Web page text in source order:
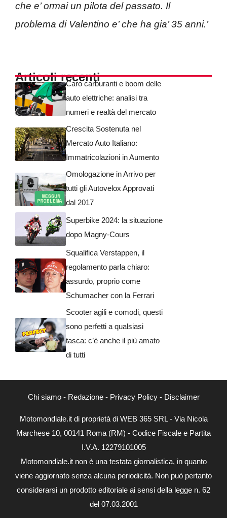
che e’ ormai un pilota del passato. Il
problema di Valentino e’ che ha gia’ 35 anni.’
Articoli recentiCaro carburanti e boom delle
auto elettriche: analisi tra
numeri e realtà del mercato
Crescita Sostenuta nel
Mercato Auto Italiano:
Immatricolazioni in Aumento
Omologazione in Arrivo per
tutti gli Autovelox Approvati
dal 2017
Superbike 2024: la situazione
dopo Magny-Cours
Squalifica Verstappen, il
regolamento parla chiaro:
assurdo, proprio come
Schumacher con la Ferrari
Scooter agili e comodi, questi
sono perfetti a qualsiasi
tasca: c’è anche il più amato
di tutti
Chi siamo- Redazione- Privacy Policy- Disclaimer
Motomondiale.it di proprietà di WEB 365 SRL - Via Nicola
Marchese 10, 00141 Roma (RM) - Codice Fiscale e Partita
I.V.A. 12279101005
Motomondiale.it non è una testata giornalistica, in quanto
viene aggiornato senza alcuna periodicità. Non può pertanto
considerarsi un prodotto editoriale ai sensi della legge n. 62
del 07.03.2001